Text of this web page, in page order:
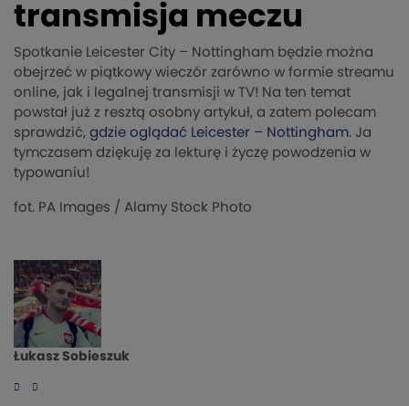
transmisja meczu
Spotkanie Leicester City – Nottingham będzie można
obejrzeć w piątkowy wieczór zarówno w formie streamu
online, jak i legalnej transmisji w TV! Na ten temat
powstał już z resztą osobny artykuł, a zatem polecam
sprawdzić, gdzie oglądać Leicester – Nottingham. Ja
tymczasem dziękuję za lekturę i życzę powodzenia w
typowaniu!
fot. PA Images / Alamy Stock Photo
Łukasz Sobieszuk